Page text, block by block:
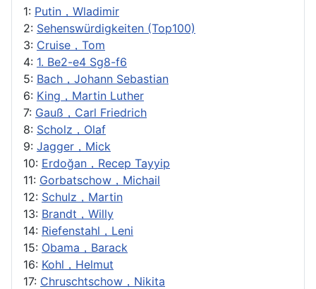
1: Putin，Wladimir
2: Sehenswürdigkeiten (Top100)
3: Cruise，Tom
4: 1. Be2-e4 Sg8-f6
5: Bach，Johann Sebastian
6: King，Martin Luther
7: Gauß，Carl Friedrich
8: Scholz，Olaf
9: Jagger，Mick
10: Erdoğan，Recep Tayyip
11: Gorbatschow，Michail
12: Schulz，Martin
13: Brandt，Willy
14: Riefenstahl，Leni
15: Obama，Barack
16: Kohl，Helmut
17: Chruschtschow，Nikita